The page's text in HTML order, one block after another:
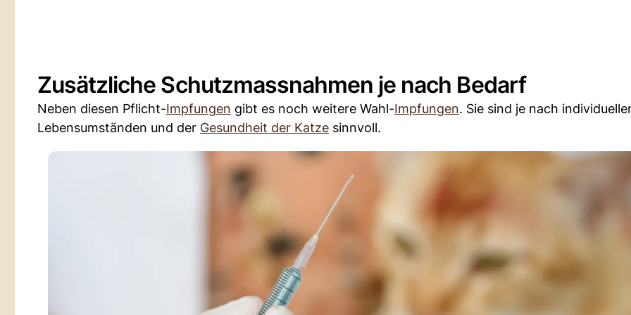
Zusätzliche Schutzmassnahmen je nach Bedarf
Neben diesen Pflicht-Impfungen gibt es noch weitere Wahl-Impfungen. Sie sind je nach
Lebensumständen und der Gesundheit der Katze sinnvoll.